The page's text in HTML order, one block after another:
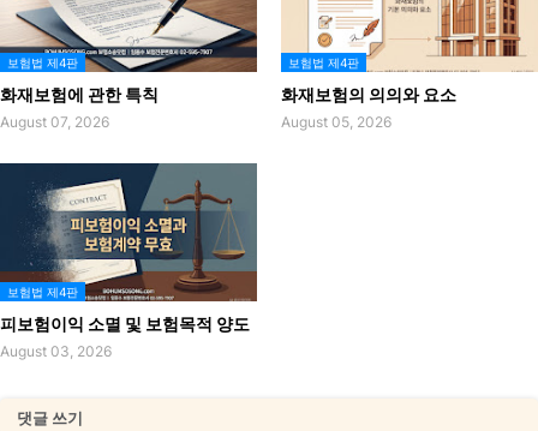
보험법 제4판
화재보험에 관한 특칙
August 07, 2026
보험법 제4판
화재보험의 의의와 요소
August 05, 2026
보험법 제4판
피보험이익 소멸 및 보험목적 양도
August 03, 2026
댓글 쓰기